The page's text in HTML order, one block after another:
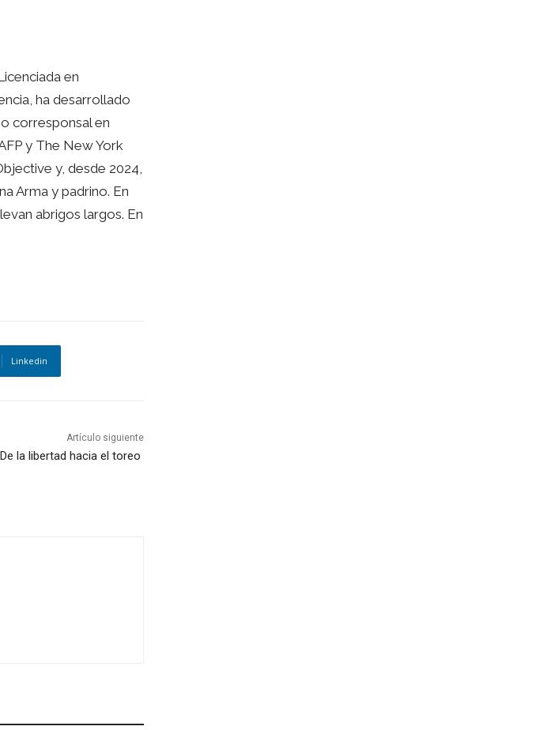
en
ha desarrollado
corresponsal en
y The New York
y, desde 2024,
Arma y padrino. En
abrigos largos. En
Linkedin
Artículo siguiente
De la libertad hacia el toreo